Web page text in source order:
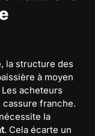
la structure des
à moyen
Les acheteurs
franche.
la
. Cela écarte un